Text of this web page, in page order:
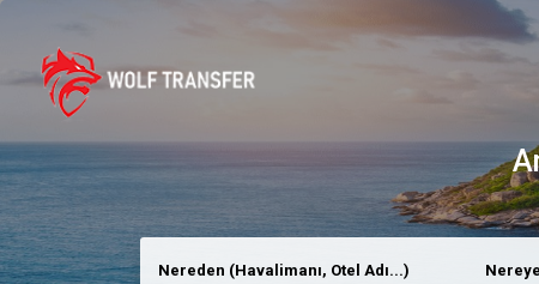
Nereden (Havalimanı, Otel Adı...)